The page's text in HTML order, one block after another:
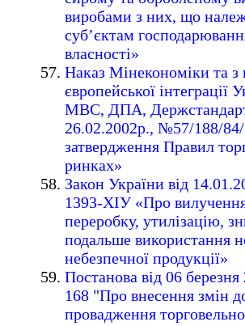
виробами з них, що
суб’єктам
власності»
Наказ Мінекономіки та з
європейської інтеграції
МВС, ДПА,
26.02.2002р., №57/188/
затвердження Правил
ринках»
Закон України від
1393-ХІУ «Про вилучення
переробку, утилізацію,
подальше використання
небезпечної продукції»
Постанова від 06
168 "Про внесення змін
провадження